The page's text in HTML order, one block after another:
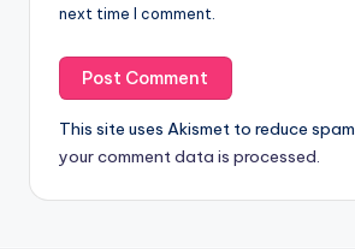
next time I comment.
This site uses Akismet to reduce spam.
your comment data is processed.